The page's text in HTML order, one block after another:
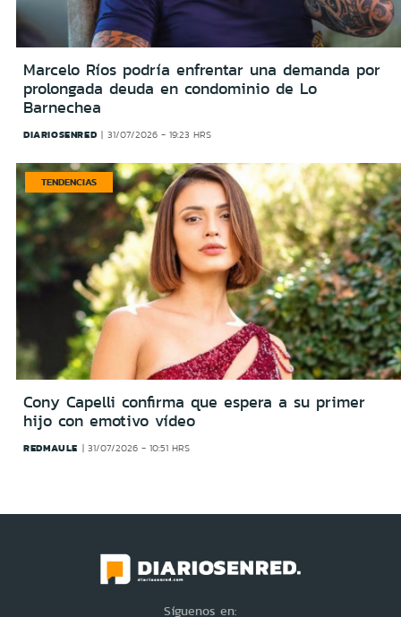
Marcelo Ríos podría enfrentar una demanda por
prolongada deuda en condominio de Lo
Barnechea
DIARIOSENRED 31/07/2026 - 19:23 HRS
TENDENCIAS
Cony Capelli confirma que espera a su primer
hijo con emotivo vídeo
REDMAULE 31/07/2026 - 10:51 HRS
Síguenos en: